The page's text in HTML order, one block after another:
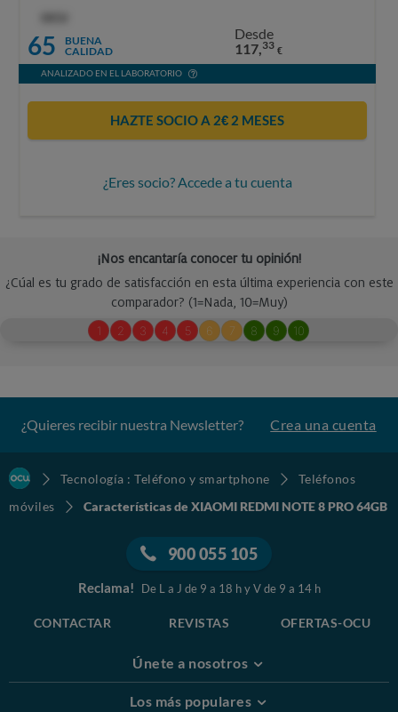
65
BUENA
CALIDAD
Desde
117,33 €
ANALIZADO EN EL LABORATORIO
HAZTE SOCIO A 2€ 2 MESES
¿Eres socio? Accede a tu cuenta
¿Quieres recibir nuestra Newsletter? Crea una cuenta
Tecnología : Teléfono y smartphone
Teléfonos
móviles
Características de XIAOMI REDMI NOTE 8 PRO 64GB
900 055 105
Reclama! De L a J de 9 a 18 h y V de 9 a 14 h
CONTACTAR REVISTAS OFERTAS-OCU
Únete a nosotros
Los más populares